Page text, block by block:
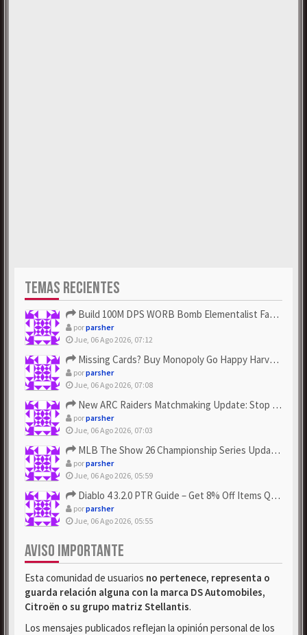
TEMAS RECIENTES
Build 100M DPS WORB Bomb Elementalist Fast - Grab POE Curren...
porparsher
Jue, 06 Ago 2026, 07:12
Missing Cards? Buy Monopoly Go Happy Harvest with Looney Tun...
porparsher
Jue, 06 Ago 2026, 07:08
New ARC Raiders Matchmaking Update: Stop Failed - Grab Bluep...
porparsher
Jue, 06 Ago 2026, 07:03
MLB The Show 26 Championship Series Update! Get Cheap & ...
porparsher
Jue, 06 Ago 2026, 05:59
Diablo 4 3.2.0 PTR Guide – Get 8% Off Items Quickly to Test ...
porparsher
Jue, 06 Ago 2026, 05:55
AVISO IMPORTANTE
Esta comunidad de usuarios no pertenece, representa o
guarda relación alguna con la marca DS Automobiles,
Citroën o su grupo matriz Stellantis.
Los mensajes publicados reflejan la opinión personal de los